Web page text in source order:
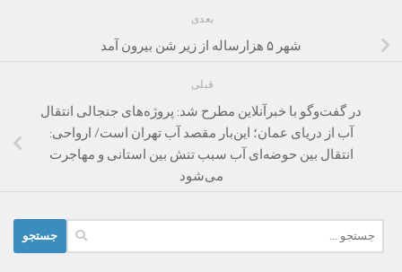
بعدی
شهر ۵ هزارساله از زیر شن بیرون آمد
قبلی
در گفت‌وگو با خبرآنلاین مطرح شد: پروژه‌های جنجالی انتقال
آب از دریای عمان؛ این‌بار مقصد آب تهران است/ ارواحی:
انتقال بین حوضه‌ای آب سبب تنش بین‌ استانی و مهاجرت
می‌شود
برای: